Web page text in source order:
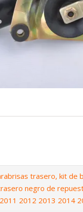
trasero, kit de
negro de
2012 2013 2014